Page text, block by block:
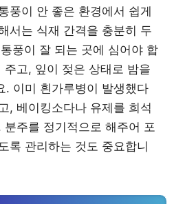
풍이 안 좋은 환경에서 쉽게
서는 식재 간격을 충분히 두
풍이 잘 되는 곳에 심어야 합
고, 잎이 젖은 상태로 밤을
. 이미 흰가루병이 발생했다
, 베이킹소다나 유제를 희석
주를 정기적으로 해주어 포
록 관리하는 것도 중요합니